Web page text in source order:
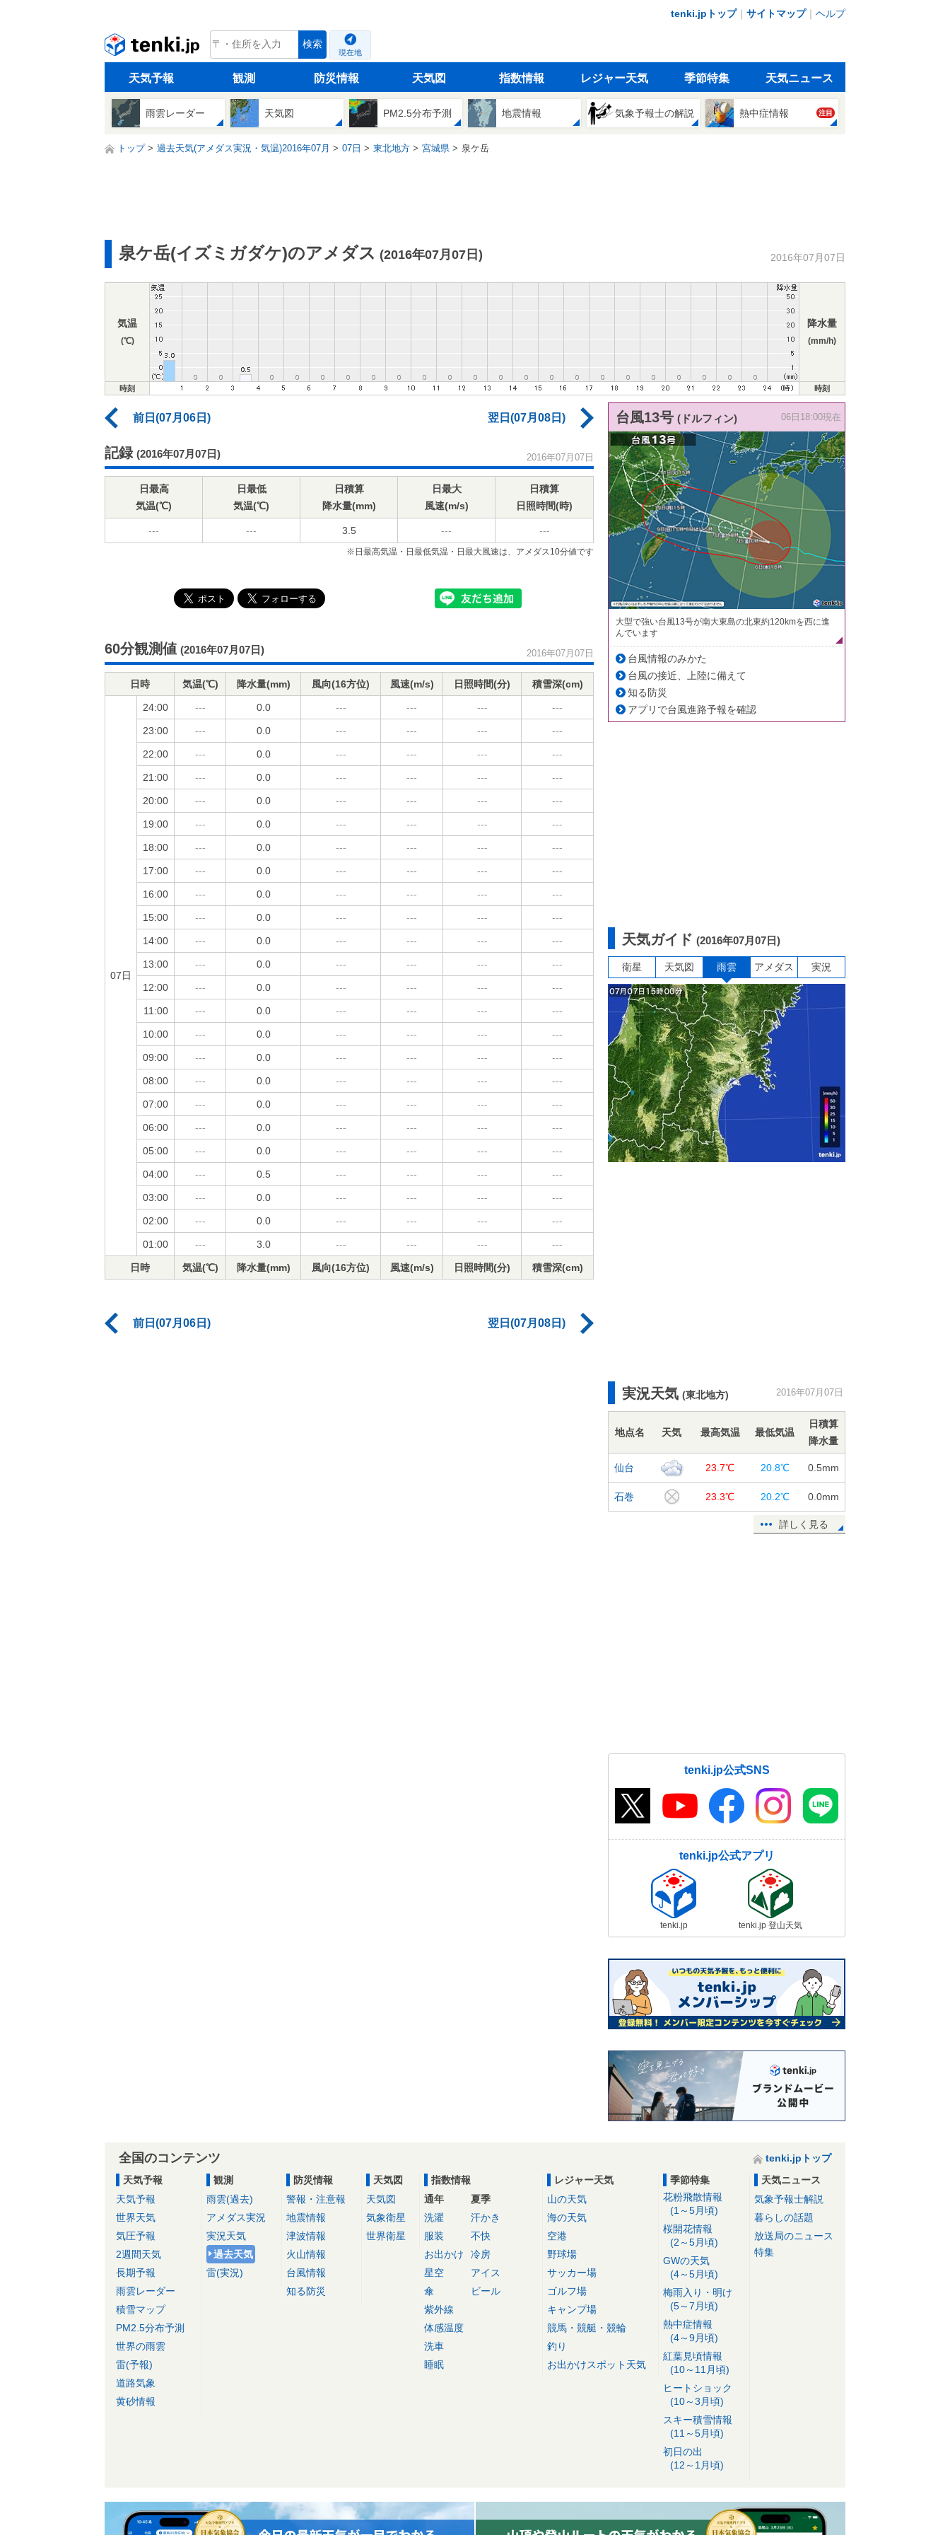
tenki.jpトップ｜ サイトマップ｜ ヘルプ
tenki.jp 検索
現在地
天気予報 観測 防災情報 天気図 指数情報 レジャー天気 季節特集 天気ニュース
雨雲レーダー 天気図 PM2.5分布予測 地震情報 気象予報士の解説 熱中症情報 注目
トップ 過去天気(アメダス実況・気温)2016年07月 07日 東北地方 宮城県 泉ケ岳
泉ケ岳(イズミガダケ)のアメダス (2016年07月07日) 2016年07月07日
気温
(℃)
降水量
(mm/h)
時刻 時刻
前日(07月06日) 翌日(07月08日)
記録 (2016年07月07日) 2016年07月07日
日最高
気温(℃)
日最低
気温(℃)
日積算
降水量(mm)
日最大
風速(m/s)
日積算
日照時間(時)
--- --- 3.5 --- ---
※日最高気温・日最低気温・日最大風速は、アメダス10分値です
60分観測値 (2016年07月07日) 2016年07月07日
日時 気温(℃) 降水量(mm) 風向(16方位) 風速(m/s) 日照時間(分) 積雪深(cm)
07日
24:00 --- 0.0 --- --- --- ---
23:00 --- 0.0 --- --- --- ---
22:00 --- 0.0 --- --- --- ---
21:00 --- 0.0 --- --- --- ---
20:00 --- 0.0 --- --- --- ---
19:00 --- 0.0 --- --- --- ---
18:00 --- 0.0 --- --- --- ---
17:00 --- 0.0 --- --- --- ---
16:00 --- 0.0 --- --- --- ---
15:00 --- 0.0 --- --- --- ---
14:00 --- 0.0 --- --- --- ---
13:00 --- 0.0 --- --- --- ---
12:00 --- 0.0 --- --- --- ---
11:00 --- 0.0 --- --- --- ---
10:00 --- 0.0 --- --- --- ---
09:00 --- 0.0 --- --- --- ---
08:00 --- 0.0 --- --- --- ---
07:00 --- 0.0 --- --- --- ---
06:00 --- 0.0 --- --- --- ---
05:00 --- 0.0 --- --- --- ---
04:00 --- 0.5 --- --- --- ---
03:00 --- 0.0 --- --- --- ---
02:00 --- 0.0 --- --- --- ---
01:00 --- 3.0 --- --- --- ---
日時 気温(℃) 降水量(mm) 風向(16方位) 風速(m/s) 日照時間(分) 積雪深(cm)
前日(07月06日) 翌日(07月08日)
台風13号 (ドルフィン) 06日18:00現在
大型で強い台風13号が南大東島の北東約120kmを西に進
んでいます
台風情報のみかた
台風の接近、上陸に備えて
知る防災
アプリで台風進路予報を確認
天気ガイド (2016年07月07日)
衛星 天気図 雨雲 アメダス 実況
実況天気 (東北地方) 2016年07月07日
地点名 天気 最高気温 最低気温
日積算
降水量
仙台 23.7℃ 20.8℃ 0.5mm
石巻 23.3℃ 20.2℃ 0.0mm
詳しく見る
tenki.jp公式SNS
tenki.jp公式アプリ
tenki.jp tenki.jp 登山天気
全国のコンテンツ
tenki.jpトップ
天気予報
天気予報
世界天気
気圧予報
2週間天気
長期予報
雨雲レーダー
積雪マップ
PM2.5分布予測
世界の雨雲
雷(予報)
道路気象
黄砂情報
観測
雨雲(過去)
アメダス実況
実況天気
過去天気
雷(実況)
防災情報
警報・注意報
地震情報
津波情報
火山情報
台風情報
知る防災
天気図
天気図
気象衛星
世界衛星
指数情報
通年
洗濯
服装
お出かけ
星空
傘
紫外線
体感温度
洗車
睡眠
夏季
汗かき
不快
冷房
アイス
ビール
レジャー天気
山の天気
海の天気
空港
野球場
サッカー場
ゴルフ場
キャンプ場
競馬・競艇・競輪
釣り
お出かけスポット天気
季節特集
花粉飛散情報
(1～5月頃)
桜開花情報
(2～5月頃)
GWの天気
(4～5月頃)
梅雨入り・明け
(5～7月頃)
熱中症情報
(4～9月頃)
紅葉見頃情報
(10～11月頃)
ヒートショック
(10～3月頃)
スキー積雪情報
(11～5月頃)
初日の出
(12～1月頃)
天気ニュース
気象予報士解説
暮らしの話題
放送局のニュース
特集